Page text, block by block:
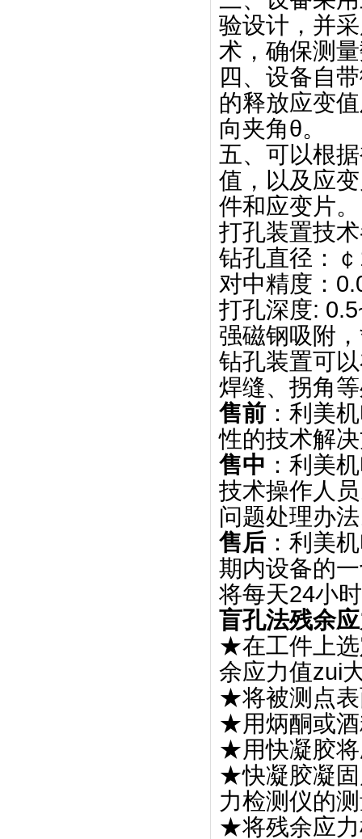
验设计，并
术，确保测
四、设备自
的释放应变
向夹角θ。
五、可以根
值，以及应
件和应变片。
打孔装置技
钻孔直径：
对中精度：
打孔深度:
强磁钢吸附
钻孔装置可
焊缝、拐角
售前 ：利美
性的技术解
售中 ：利美
技术操作人
问题处理办
售后 ：利美
期内设备的
将每天24小
盲孔法残余
★在工件上选
余应力值zui
★将被测点表
★用炳酮或酒
★用快凝胶将
★快凝胶凝固
力检测仪的
★将残余应